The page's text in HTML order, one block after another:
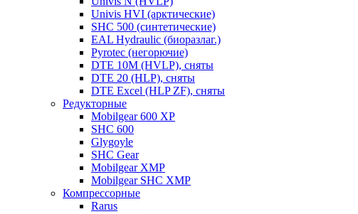
Univis HVI (арктические)
SHC 500 (синтетические)
EAL Hydraulic (биоразлаг.)
Pyrotec (негорючие)
DTE 10M (HVLP), сняты
DTE 20 (HLP), сняты
DTE Excel (HLP ZF), сняты
Редукторные
Mobilgear 600 XP
SHC 600
Glygoyle
SHC Gear
Mobilgear XMP
Mobilgear SHC XMP
Компрессорные
Rarus